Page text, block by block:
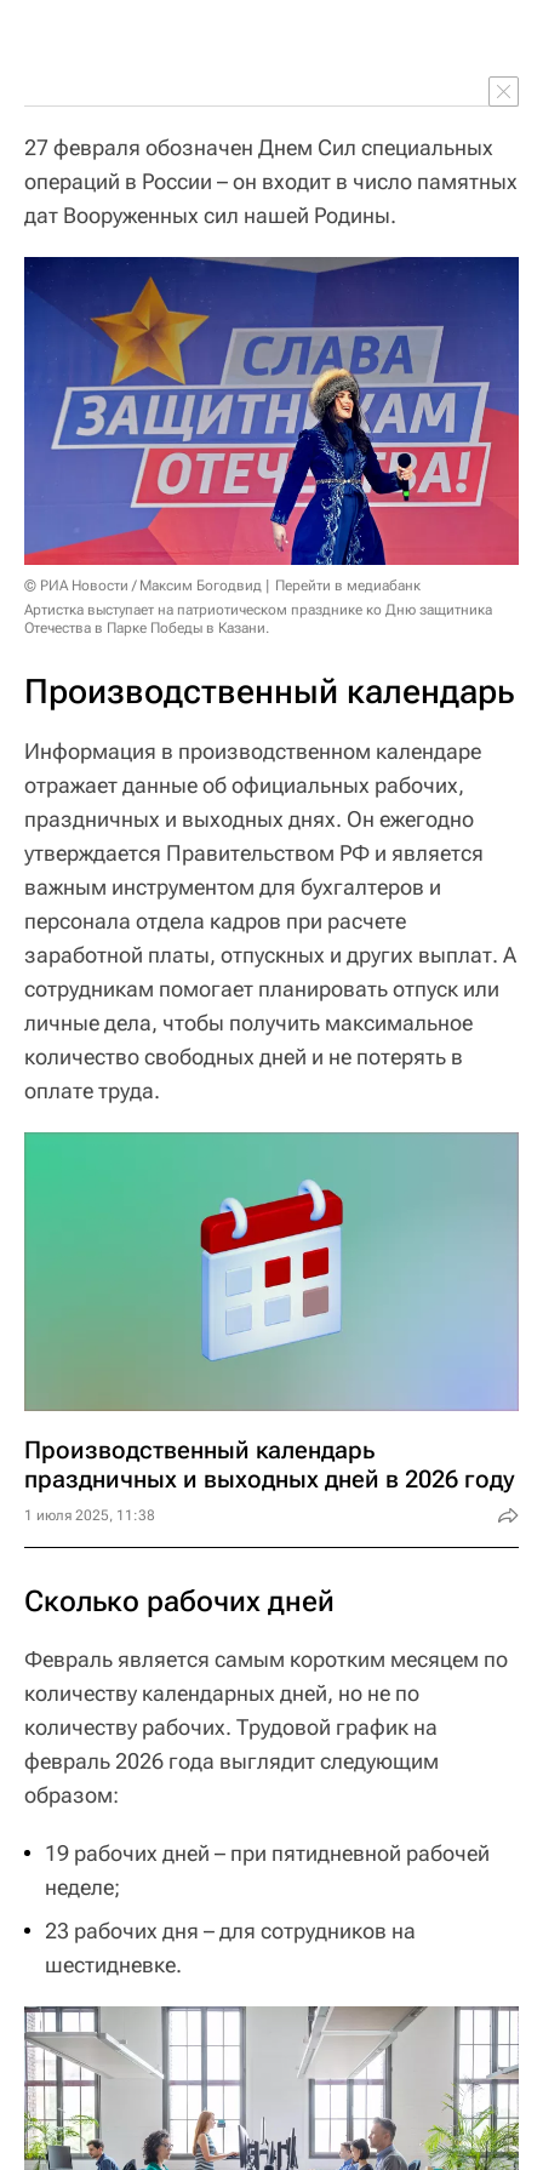
27 февраля обозначен Днем Сил специальных
операций в России – он входит в число памятных
дат Вооруженных сил нашей Родины.
© РИА Новости / Максим Богодвид
Перейти в медиабанк
Артистка выступает на патриотическом празднике ко Дню защитника
Отечества в Парке Победы в Казани.
Производственный календарь
Информация в производственном календаре
отражает данные об официальных рабочих,
праздничных и выходных днях. Он ежегодно
утверждается Правительством РФ и является
важным инструментом для бухгалтеров и
персонала отдела кадров при расчете
заработной платы, отпускных и других выплат. А
сотрудникам помогает планировать отпуск или
личные дела, чтобы получить максимальное
количество свободных дней и не потерять в
оплате труда.
Производственный календарь
праздничных и выходных дней в 2026 году
1 июля 2025, 11:38
Сколько рабочих дней
Февраль является самым коротким месяцем по
количеству календарных дней, но не по
количеству рабочих. Трудовой график на
февраль 2026 года выглядит следующим
образом:
19 рабочих дней – при пятидневной рабочей
неделе;
23 рабочих дня – для сотрудников на
шестидневке.